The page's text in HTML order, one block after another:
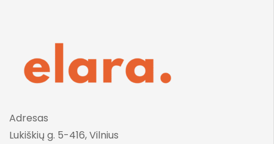
Adresas
Lukiškių g. 5-416, Vilnius